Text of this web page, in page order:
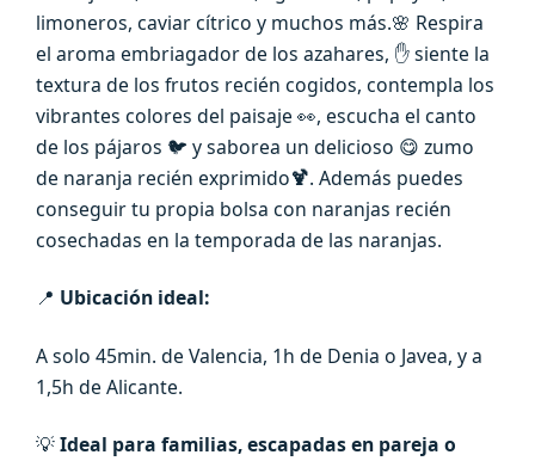
limoneros, caviar cítrico y muchos más.🌸 Respira
el aroma embriagador de los azahares, ✋ siente la
textura de los frutos recién cogidos, contempla los
vibrantes colores del paisaje 👀, escucha el canto
de los pájaros 🐦 y saborea un delicioso 😋 zumo
de naranja recién exprimido🍹. Además puedes
conseguir tu propia bolsa con naranjas recién
cosechadas en la temporada de las naranjas.
📍 Ubicación ideal:
A solo 45min. de Valencia, 1h de Denia o Javea, y a
1,5h de Alicante.
💡Ideal para familias, escapadas en pareja o